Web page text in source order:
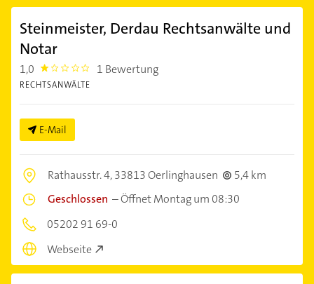
Steinmeister, Derdau Rechtsanwälte und
Notar
1,0 1.0 1 Bewertung
RECHTSANWÄLTE
E-Mail
Rathausstr. 4,33813 Oerlinghausen
5,4 km
Geschlossen –Öffnet Montag um 08:30
05202 91 69-0
Webseite